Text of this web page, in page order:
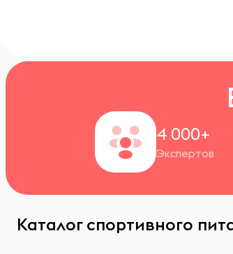
4 000+
Экспертов
Каталог спортивного